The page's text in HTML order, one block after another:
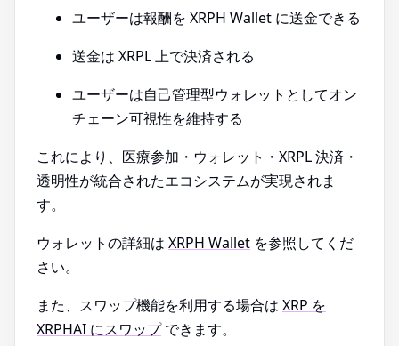
ユーザーは報酬を XRPH Wallet に送金できる
送金は XRPL 上で決済される
ユーザーは自己管理型ウォレットとしてオン
チェーン可視性を維持する
これにより、医療参加・ウォレット・XRPL 決済・
透明性が統合されたエコシステムが実現されま
す。
ウォレットの詳細は XRPH Wallet を参照してくだ
さい。
また、スワップ機能を利用する場合は XRP を
XRPHAI にスワップできます。